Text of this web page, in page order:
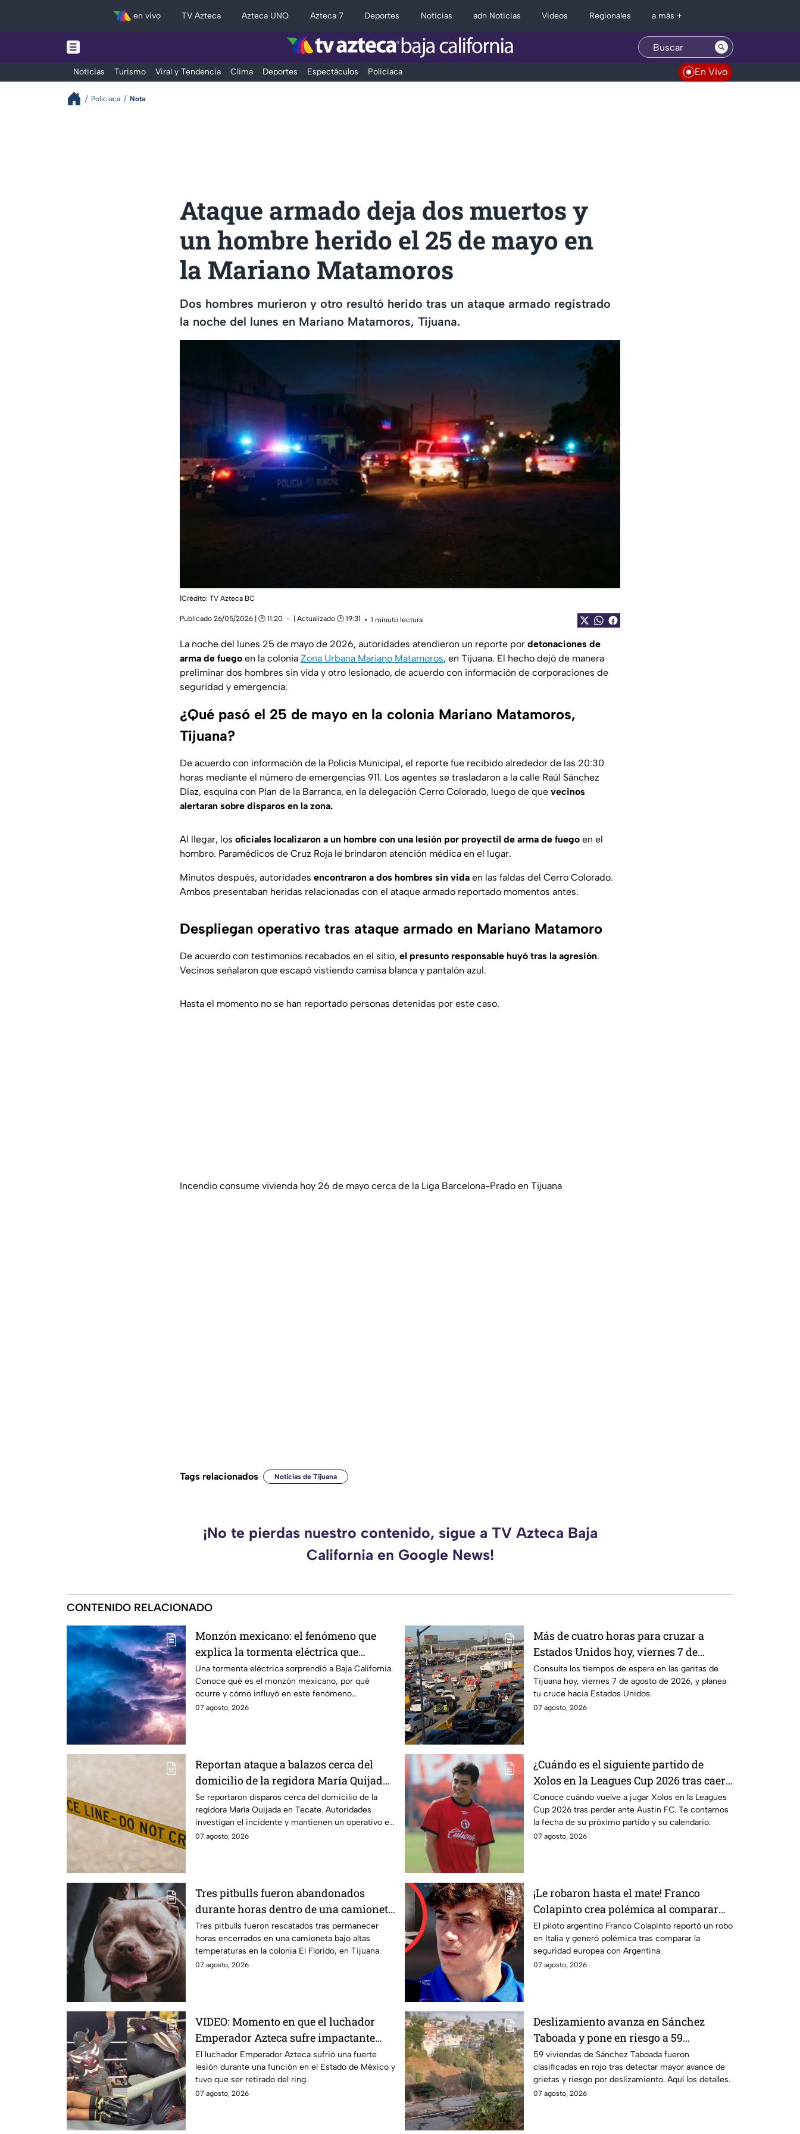
en vivo TV Azteca Azteca UNO Azteca 7 Deportes Noticias adn Noticias Videos Regionales a más +
Noticias Turismo Viral y Tendencia Clima Deportes Espectáculos Policiaca En Vivo
Policiaca Nota
Ataque armado deja dos muertos y
un hombre herido el 25 de mayo en
la Mariano Matamoros
Dos hombres murieron y otro resultó herido tras un ataque armado registrado
la noche del lunes en Mariano Matamoros, Tijuana.
|Crédito: TV Azteca BC
Publicado 26/05/2026 | 🕑 11:20 | Actualizado 🕑 19:31 1 minuto lectura
La noche del lunes 25 de mayo de 2026, autoridades atendieron un reporte por detonaciones de
arma de fuego en la colonia Zona Urbana Mariano Matamoros, en Tijuana. El hecho dejó de manera
preliminar dos hombres sin vida y otro lesionado, de acuerdo con información de corporaciones de
seguridad y emergencia.
¿Qué pasó el 25 de mayo en la colonia Mariano Matamoros,
Tijuana?
De acuerdo con información de la Policía Municipal, el reporte fue recibido alrededor de las 20:30
horas mediante el número de emergencias 911. Los agentes se trasladaron a la calle Raúl Sánchez
Díaz, esquina con Plan de la Barranca, en la delegación Cerro Colorado, luego de que vecinos
alertaran sobre disparos en la zona.
Al llegar, los oficiales localizaron a un hombre con una lesión por proyectil de arma de fuego en el
hombro. Paramédicos de Cruz Roja le brindaron atención médica en el lugar.
Minutos después, autoridades encontraron a dos hombres sin vida en las faldas del Cerro Colorado.
Ambos presentaban heridas relacionadas con el ataque armado reportado momentos antes.
Despliegan operativo tras ataque armado en Mariano Matamoro
De acuerdo con testimonios recabados en el sitio, el presunto responsable huyó tras la agresión.
Vecinos señalaron que escapó vistiendo camisa blanca y pantalón azul.
Hasta el momento no se han reportado personas detenidas por este caso.
Incendio consume vivienda hoy 26 de mayo cerca de la Liga Barcelona-Prado en Tijuana
Tags relacionados Noticias de Tijuana
¡No te pierdas nuestro contenido, sigue a TV Azteca Baja
California en Google News!
CONTENIDO RELACIONADO
Monzón mexicano: el fenómeno que
explica la tormenta eléctrica que
sorprendió a Baja California
Una tormenta eléctrica sorprendió a Baja California.
Conoce qué es el monzón mexicano, por qué
ocurre y cómo influyó en este fenómeno
meteorológico.
07 agosto, 2026
Más de cuatro horas para cruzar a
Estados Unidos hoy, viernes 7 de
agosto, por las garitas de Tijuana
Consulta los tiempos de espera en las garitas de
Tijuana hoy, viernes 7 de agosto de 2026, y planea
tu cruce hacia Estados Unidos.
07 agosto, 2026
Reportan ataque a balazos cerca del
domicilio de la regidora María Quijada
en Tecate; esto se sabe
Se reportaron disparos cerca del domicilio de la
regidora María Quijada en Tecate. Autoridades
investigan el incidente y mantienen un operativo en
la zona.
07 agosto, 2026
¿Cuándo es el siguiente partido de
Xolos en la Leagues Cup 2026 tras caer
ante Austin FC?
Conoce cuándo vuelve a jugar Xolos en la Leagues
Cup 2026 tras perder ante Austin FC. Te contamos
la fecha de su próximo partido y su calendario.
07 agosto, 2026
Tres pitbulls fueron abandonados
durante horas dentro de una camioneta
bajo el calor en Tijuana; así lograron
rescatarlos
Tres pitbulls fueron rescatados tras permanecer
horas encerrados en una camioneta bajo altas
temperaturas en la colonia El Florido, en Tijuana.
07 agosto, 2026
¡Le robaron hasta el mate! Franco
Colapinto crea polémica al comparar
seguridad de Italia y Argentina
El piloto argentino Franco Colapinto reportó un robo
en Italia y generó polémica tras comparar la
seguridad europea con Argentina.
07 agosto, 2026
VIDEO: Momento en que el luchador
Emperador Azteca sufre impactante
lesión en pleno combate y sale del ring
en camilla
El luchador Emperador Azteca sufrió una fuerte
lesión durante una función en el Estado de México y
tuvo que ser retirado del ring.
07 agosto, 2026
Deslizamiento avanza en Sánchez
Taboada y pone en riesgo a 59
viviendas; familias se niegan a
abandonar sus hogares ⚠️
59 viviendas de Sánchez Taboada fueron
clasificadas en rojo tras detectar mayor avance de
grietas y riesgo por deslizamiento. Aquí los detalles.
07 agosto, 2026